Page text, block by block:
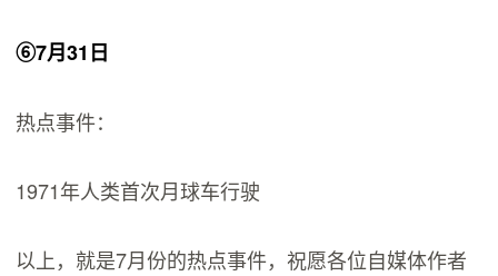
⑥7月31日
热点事件：
1971年人类首次月球车行驶
以上，就是7月份的热点事件，祝愿各位自媒体作者